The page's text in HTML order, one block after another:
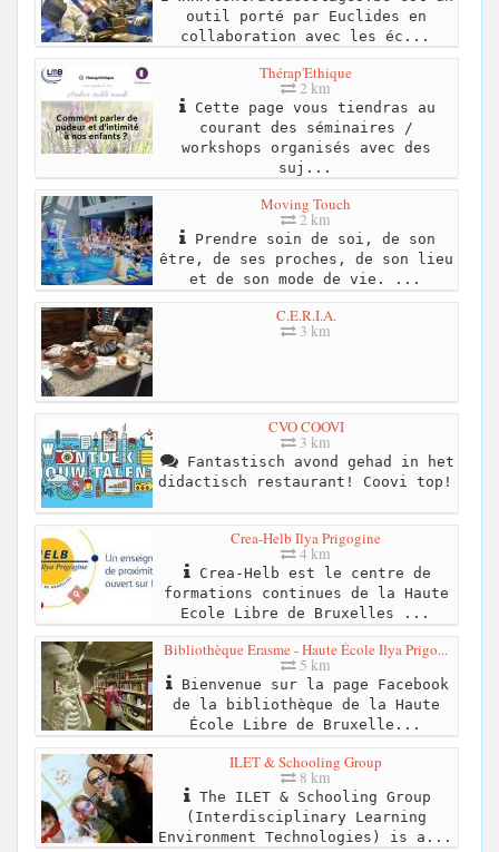
outil porté par Euclides en
collaboration avec les éc...
Thérap'Ethique
2 km
Cette page vous tiendras au
courant des séminaires /
workshops organisés avec des
suj...
Moving Touch
2 km
Prendre soin de soi, de son
être, de ses proches, de son lieu
et de son mode de vie. ...
C.E.R.I.A.
3 km
CVO COOVI
3 km
Fantastisch avond gehad in het
didactisch restaurant! Coovi top!
Crea-Helb Ilya Prigogine
4 km
Crea-Helb est le centre de
formations continues de la Haute
Ecole Libre de Bruxelles ...
Bibliothèque Erasme - Haute École Ilya Prigo...
5 km
Bienvenue sur la page Facebook
de la bibliothèque de la Haute
École Libre de Bruxelle...
ILET & Schooling Group
8 km
The ILET & Schooling Group
(Interdisciplinary Learning
Environment Technologies) is a...